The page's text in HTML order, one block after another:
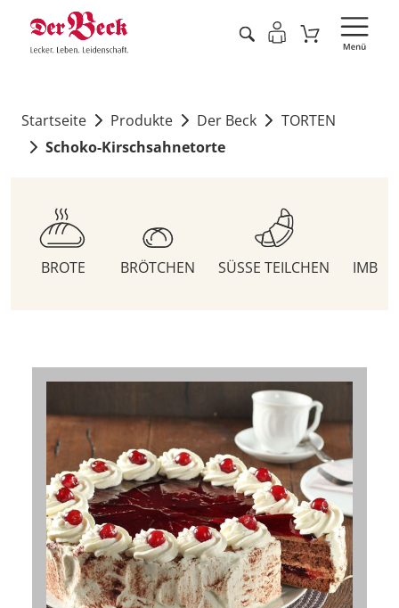
Startseite Produkte Der Beck
TORTEN
Schoko-Kirschsahnetorte
BROTE BRÖTCHEN SÜSSE TEILCHEN